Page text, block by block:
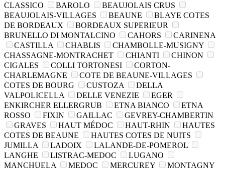
CLASSICO
BAROLO
BEAUJOLAIS CRUS
BEAUJOLAIS-VILLAGES
BEAUNE
BLAYE COTES
DE BORDEAUX
BORDEAUX SUPERIEUR
BRUNELLO DI MONTALCINO
CAHORS
CARINENA
CASTILLA
CHABLIS
CHAMBOLLE-MUSIGNY
CHASSAGNE-MONTRACHET
CHIANTI
CHINON
CIGALES
COLLI TORTONESI
CORTON-
CHARLEMAGNE
COTE DE BEAUNE-VILLAGES
COTES DE BOURG
CUSTOZA
DELLA
VALPOLICELLA
DELLE VENEZIE
EGER
ENKIRCHER ELLERGRUB
ETNA BIANCO
ETNA
ROSSO
FIXIN GAILLAC
GEVREY-CHAMBERTIN
GRAVES
HAUT MÉDOC HAUT-RHIN
HAUTES
COTES DE BEAUNE
HAUTES COTES DE NUITS
JUMILLA
LADOIX
LALANDE-DE-POMEROL
LANGHE
LISTRAC-MEDOC
LUGANO
MANCHUELA
MEDOC MERCUREY
MONTAGNY